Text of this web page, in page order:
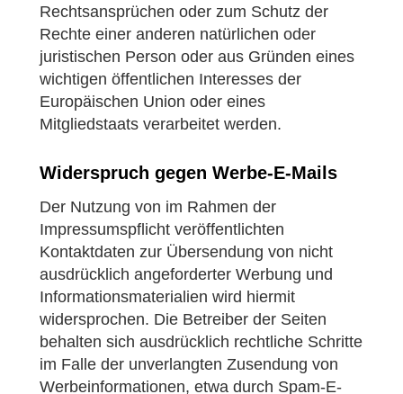
Rechtsansprüchen oder zum Schutz der
Rechte einer anderen natürlichen oder
juristischen Person oder aus Gründen eines
wichtigen öffentlichen Interesses der
Europäischen Union oder eines
Mitgliedstaats verarbeitet werden.
Widerspruch gegen Werbe-E-Mails
Der Nutzung von im Rahmen der
Impressumspflicht veröffentlichten
Kontaktdaten zur Übersendung von nicht
ausdrücklich angeforderter Werbung und
Informationsmaterialien wird hiermit
widersprochen. Die Betreiber der Seiten
behalten sich ausdrücklich rechtliche Schritte
im Falle der unverlangten Zusendung von
Werbeinformationen, etwa durch Spam-E-